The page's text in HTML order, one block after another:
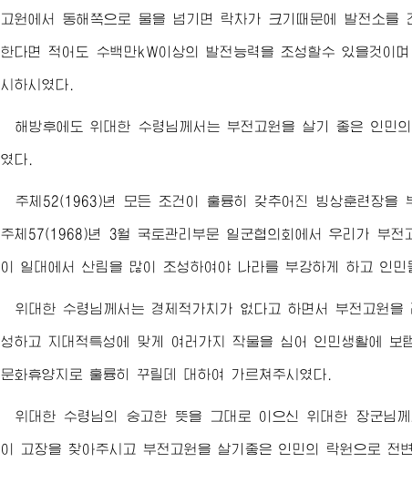
고원에서 동해쪽으로 물을 넘기면 락차가 크기때문에 발전소
한다면 적어도 수백만kW이상의 발전능력을 조성할수 있을것
시하시였다.
해방후에도위대한 수령님께서 는 부전고원을 살기 좋은 인민
였다.
주체52(1963)년 모든 조건이 훌륭히 갖추어진 빙상훈련장을
주체57(1968)년 3월 국토관리부문 일군협의회에서 우리가 부
이 일대에서 산림을 많이 조성하여야 나라를 부강하게 하고 인
위대한 수령님께서는 경제적가치가 없다고 하면서 부전고원
성하고 지대적특성에 맞게 여러가지 작물을 심어 인민생활에
문화휴양지로 훌륭히 꾸릴데 대하여 가르쳐주시였다.
위대한 수령님의 숭고한 뜻을 그대로 이으신위대한 장군님께
이 고장을 찾아주시고 부전고원을 살기좋은 인민의 락원으로 전